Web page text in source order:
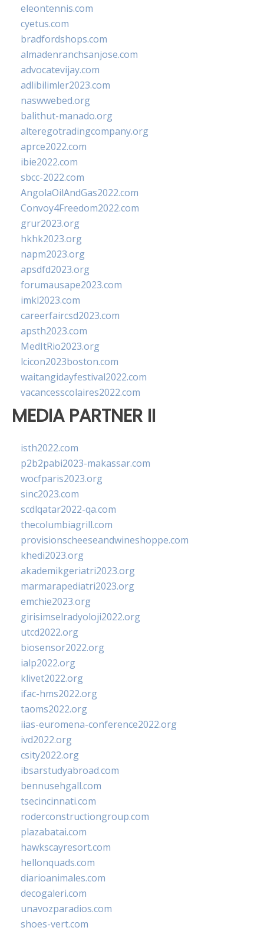
eleontennis.com
cyetus.com
bradfordshops.com
almadenranchsanjose.com
advocatevijay.com
adlibilimler2023.com
naswwebed.org
balithut-manado.org
alteregotradingcompany.org
aprce2022.com
ibie2022.com
sbcc-2022.com
AngolaOilAndGas2022.com
Convoy4Freedom2022.com
grur2023.org
hkhk2023.org
napm2023.org
apsdfd2023.org
forumausape2023.com
imkl2023.com
careerfaircsd2023.com
apsth2023.com
MedItRio2023.org
lcicon2023boston.com
waitangidayfestival2022.com
vacancesscolaires2022.com
MEDIA PARTNER II
isth2022.com
p2b2pabi2023-makassar.com
wocfparis2023.org
sinc2023.com
scdlqatar2022-qa.com
thecolumbiagrill.com
provisionscheeseandwineshoppe.com
khedi2023.org
akademikgeriatri2023.org
marmarapediatri2023.org
emchie2023.org
girisimselradyoloji2022.org
utcd2022.org
biosensor2022.org
ialp2022.org
klivet2022.org
ifac-hms2022.org
taoms2022.org
iias-euromena-conference2022.org
ivd2022.org
csity2022.org
ibsarstudyabroad.com
bennusehgall.com
tsecincinnati.com
roderconstructiongroup.com
plazabatai.com
hawkscayresort.com
hellonquads.com
diarioanimales.com
decogaleri.com
unavozparadios.com
shoes-vert.com